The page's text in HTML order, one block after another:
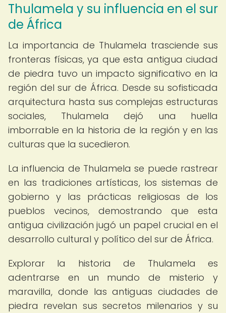
Thulamela y su influencia en el sur
de África
La importancia de Thulamela trasciende sus
fronteras físicas, ya que esta antigua ciudad
de piedra tuvo un impacto significativo en la
región del sur de África. Desde su sofisticada
arquitectura hasta sus complejas estructuras
sociales, Thulamela dejó una huella
imborrable en la historia de la región y en las
culturas que la sucedieron.
La influencia de Thulamela se puede rastrear
en las tradiciones artísticas, los sistemas de
gobierno y las prácticas religiosas de los
pueblos vecinos, demostrando que esta
antigua civilización jugó un papel crucial en el
desarrollo cultural y político del sur de África.
Explorar la historia de Thulamela es
adentrarse en un mundo de misterio y
maravilla, donde las antiguas ciudades de
piedra revelan sus secretos milenarios y su